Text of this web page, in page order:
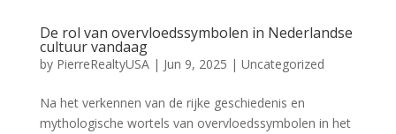
De rol van overvloedssymbolen in Nederlandse
cultuur vandaag
by PierreRealtyUSA| Jun 9, 2025 | Uncategorized
Na het verkennen van de rijke geschiedenis en
mythologische wortels van overvloedssymbolen in het